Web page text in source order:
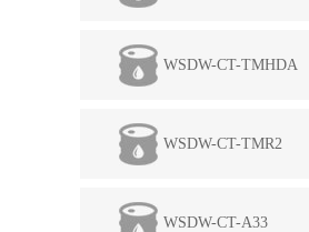
WSDW-CT-TMHDA
WSDW-CT-TMR2
WSDW-CT-A33